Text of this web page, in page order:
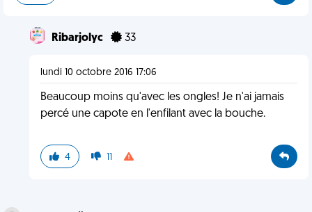
Ribarjolyc 33
lundi 10 octobre 2016 17:06
Beaucoup moins qu'avec les ongles! Je n'ai jamais
percé une capote en l'enfilant avec la bouche.
4 11